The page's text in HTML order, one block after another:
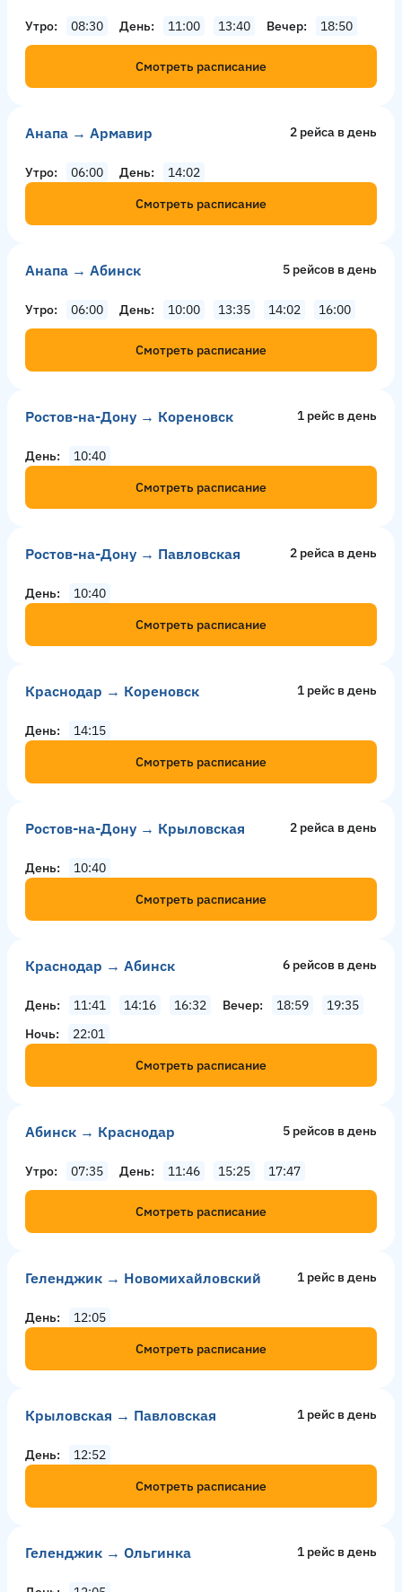
Утро 08:30 День 11:00 13:40 Вечер 18:50
Смотреть расписание
Анапа → Армавир 2 рейсa в день
Утро 06:00 День
14:02
Смотреть расписание
Анапа → Абинск 5 рейсов в день
Утро 06:00 День 10:00 13:35 14:02 16:00
Смотреть расписание
Ростов-на-Дону → Кореновск 1 рейс в день
День
10:40
Смотреть расписание
Ростов-на-Дону → Павловская 2 рейсa в день
День
10:40
Смотреть расписание
Краснодар → Кореновск 1 рейс в день
День
14:15
Смотреть расписание
Ростов-на-Дону → Крыловская 2 рейсa в день
День
10:40
Смотреть расписание
Краснодар → Абинск 6 рейсов в день
День 11:41 14:16 16:32 Вечер 18:59
19:35
Ночь
22:01
Смотреть расписание
Абинск → Краснодар 5 рейсов в день
Утро 07:35 День 11:46 15:25 17:47
Смотреть расписание
Геленджик → Новомихайловский 1 рейс в день
День
12:05
Смотреть расписание
Крыловская → Павловская 1 рейс в день
День
12:52
Смотреть расписание
Геленджик → Ольгинка 1 рейс в день